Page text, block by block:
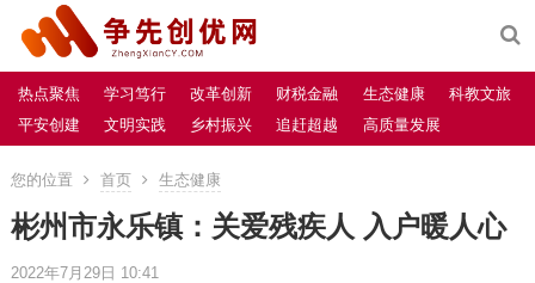
热点聚焦 学习笃行 改革创新 财税金融 生态健康
科教文旅
平安创建
文明实践 乡村振兴 追赶超越 高质量发展
您的位置 首页 生态健康
彬州市永乐镇：关爱残疾人 入户暖人心
2022年7月29日 10:41